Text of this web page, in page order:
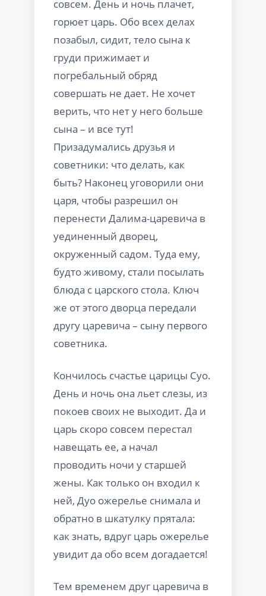
совсем. День и ночь плачет,
горюет царь. Обо всех делах
позабыл, сидит, тело сына к
груди прижимает и
погребальный обряд
совершать не дает. Не хочет
верить, что нет у него больше
сына – и все тут!
Призадумались друзья и
советники: что делать, как
быть? Наконец уговорили они
царя, чтобы разрешил он
перенести Далима-царевича в
уединенный дворец,
окруженный садом. Туда ему,
будто живому, стали посылать
блюда с царского стола. Ключ
же от этого дворца передали
другу царевича – сыну первого
советника.
Кончилось счастье царицы Суо.
День и ночь она льет слезы, из
покоев своих не выходит. Да и
царь скоро совсем перестал
навещать ее, а начал
проводить ночи у старшей
жены. Как только он входил к
ней, Дуо ожерелье снимала и
обратно в шкатулку прятала:
как знать, вдруг царь ожерелье
увидит да обо всем догадается!
Тем временем друг царевича в